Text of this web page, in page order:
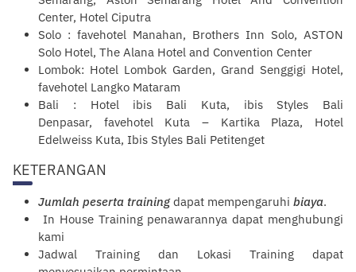
Center, Hotel Ciputra
Solo : favehotel Manahan, Brothers Inn Solo, ASTON
Solo Hotel, The Alana Hotel and Convention Center
Lombok: Hotel Lombok Garden, Grand Senggigi Hotel,
favehotel Langko Mataram
Bali : Hotel ibis Bali Kuta, ibis Styles Bali
Denpasar, favehotel Kuta – Kartika Plaza, Hotel
Edelweiss Kuta, Ibis Styles Bali Petitenget
KETERANGAN
Jumlah peserta trainingdapat mempengaruhi biaya.
In House Training penawarannya dapat menghubungi
kami
Jadwal Training dan Lokasi Training dapat